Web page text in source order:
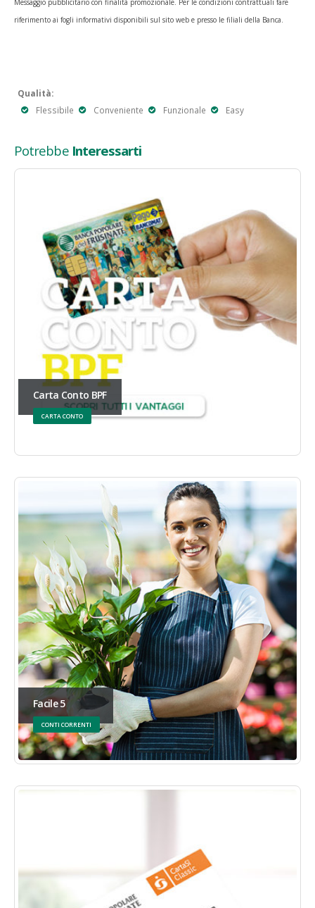
riferimento ai fogli informativi disponibili sul sito web e presso le filiali della Banca.
Qualità:
Flessibile
Conveniente Funzionale Easy
Potrebbe Interessarti
Carta Conto BPF
CARTA CONTO
Facile 5
CONTI CORRENTI